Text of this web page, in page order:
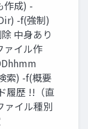
作成) -
-f(強制)
中身あり
イル作
索) -f(概要
履歴 !!（直
ァイル種別